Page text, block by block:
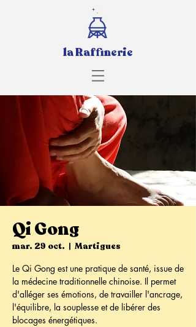
la Raffinerie
Qi Gong
mar. 29 oct.
  |
Martigues
Le Qi Gong est une pratique de santé, issue de
la médecine traditionnelle chinoise. Il permet
d'alléger ses émotions, de travailler l'ancrage,
l'équilibre, la souplesse et de libérer des
blocages énergétiques.